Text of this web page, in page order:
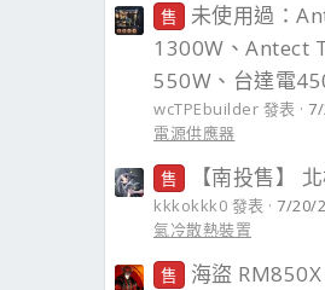
售
未使用過：
1300W、Antect
550W、台達電
wcTPEbuilder 發表
電源供應器
售 【南投售】
kkkokkk0 發表 7/20/
氣冷散熱裝置
售
海盜